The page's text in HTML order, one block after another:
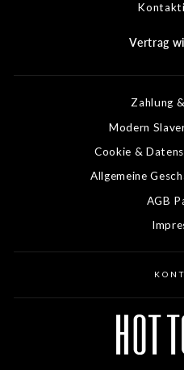
Vertrag
Zahlung
Modern
Cookie &
Allgemeine
AGB